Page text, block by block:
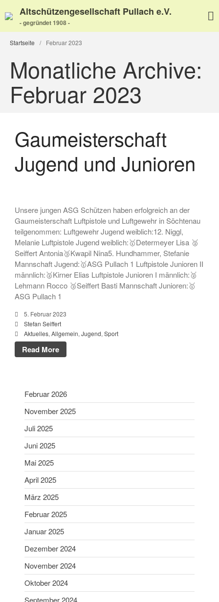
Aktuelles
Wir über uns
Unser Flyer
Vorstandshistorie
Ortskartell Pullach
Schießsport
Blasrohr
Luftpistole
Stadtmeisterschaft
Sportlerehrung Stadt Bad
Vizemeisterin im
2025 (Update 06.07.2025)
75 Jahrfeier SG Wasen
Altschützengesellschaft Pullach e.V.
- gegründet 1908 -
Startseite / Februar 2023
Monatliche Archive:
Februar 2023
Gaumeisterschaft
Jugend und Junioren
Unsere jungen ASG Schützen haben erfolgreich an der
Gaumeisterschaft Luftpistole und Luftgewehr in Söchtenau
teilgenommen: Luftgewehr Jugend weiblich:12. Niggl,
Melanie Luftpistole Jugend weiblich:🥇Determeyer Lisa 🥈
Seiffert Antonia🥉Kwapil Nina5. Hundhammer, Stefanie
Mannschaft Jugend:🥇ASG Pullach 1 Luftpistole Junioren II
männlich:🥈Kirner Elias Luftpistole Junioren I männlich:🥈
Lehmann Rocco 🥉Seiffert Basti Mannschaft Junioren:🥇
ASG Pullach 1
5. Februar 2023
Stefan Seiffert
Aktuelles, Allgemein, Jugend, Sport
Read More
Februar 2026
November 2025
Juli 2025
Juni 2025
Mai 2025
April 2025
März 2025
Februar 2025
Januar 2025
Dezember 2024
November 2024
Oktober 2024
September 2024